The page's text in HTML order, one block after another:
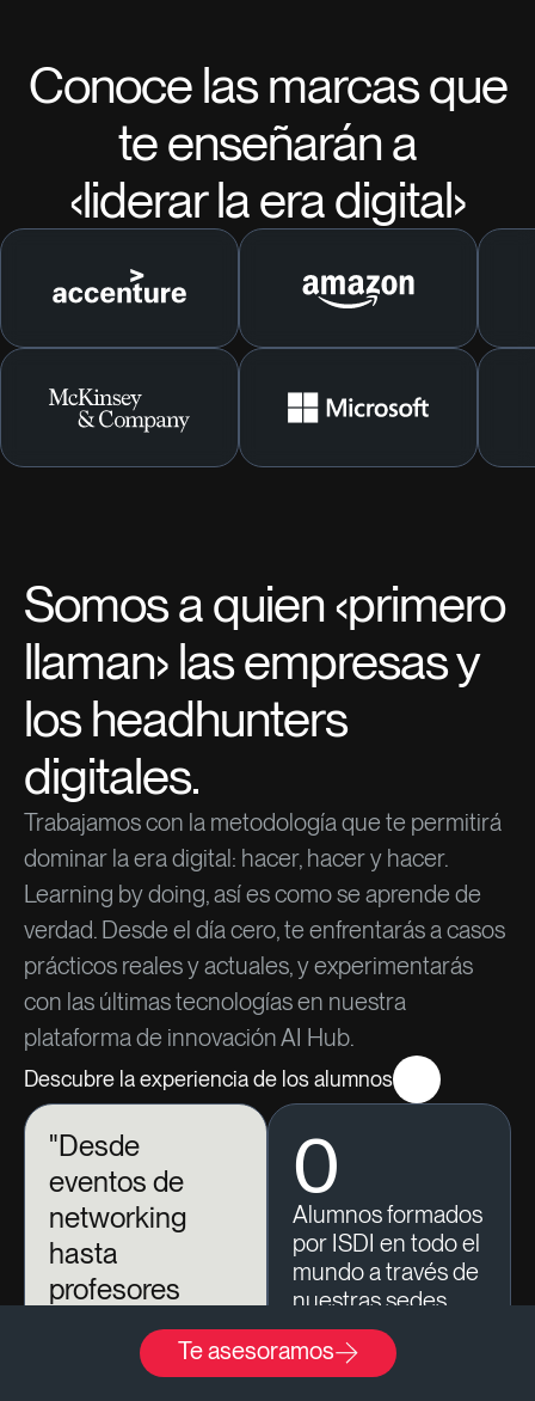
Te asesoramos
Conoce las marcas que
te enseñarán a
‹liderar la era digital›
Somos a quien ‹primero
llaman› las empresas y
los headhunters
digitales.
Trabajamos con la metodología que te permitirá
dominar la era digital: hacer, hacer y hacer.
Learning by doing, así es como se aprende de
verdad. Desde el día cero, te enfrentarás a casos
prácticos reales y actuales, y experimentarás
con las últimas tecnologías en nuestra
plataforma de innovación AI Hub.
Descubre la experiencia de los alumnos
"Desde
eventos de
networking
hasta
profesores
comprometidos
identificar
Alumnos formados
por ISDI en todo el
mundo a través de
nuestras sedes,
online o en
programas in
company.
0